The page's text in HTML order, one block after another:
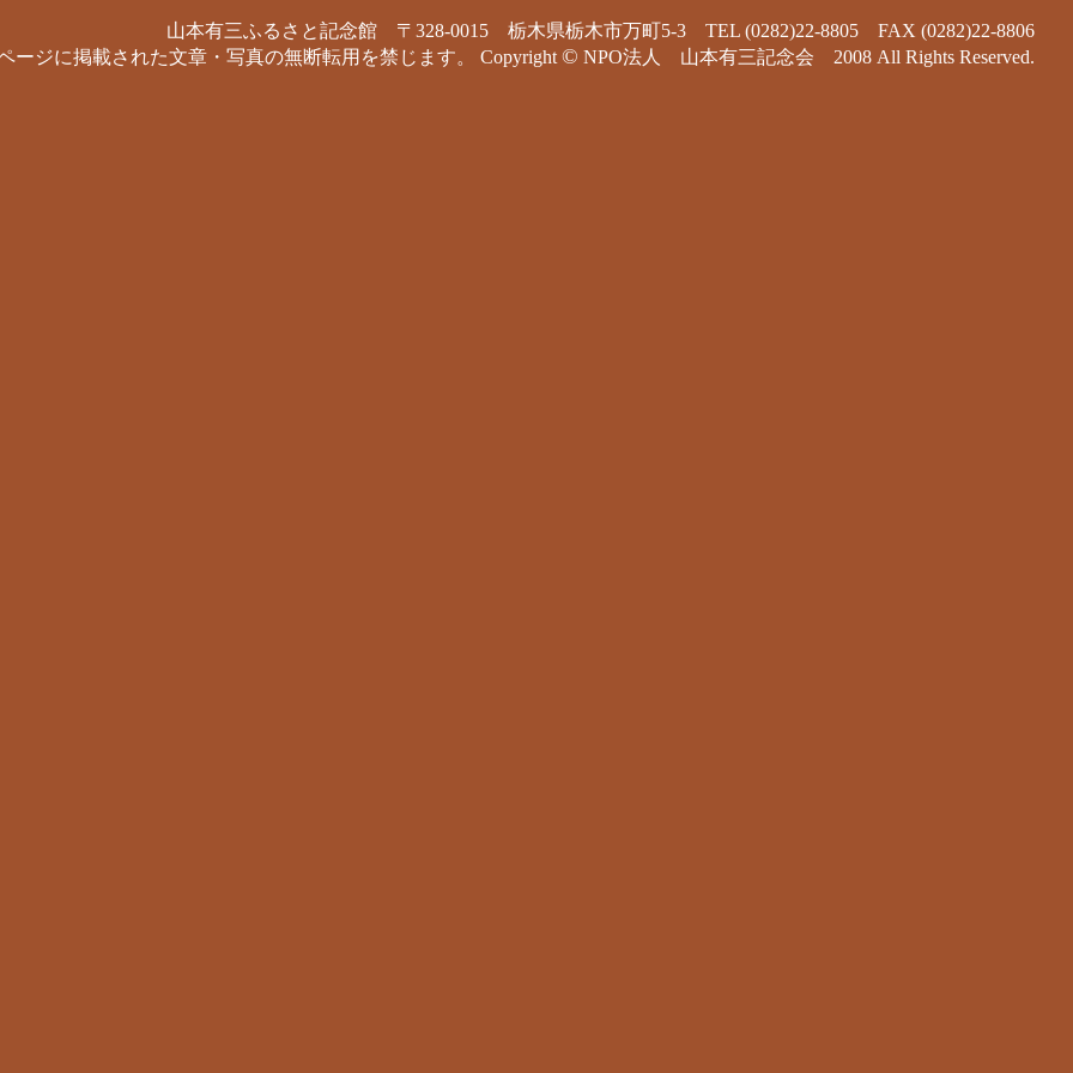
山本有三ふるさと記念館 〒328-0015 栃木県栃木市万町5-3 TEL (0282)22-8805 FAX (0282)22-8806
ージに掲載された文章・写真の無断転用を禁じます。 Copyright © NPO法人 山本有三記念会 2008 All Rights Reserved.